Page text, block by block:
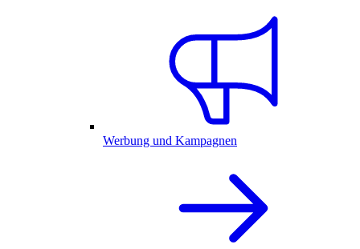
Werbung und Kampagnen